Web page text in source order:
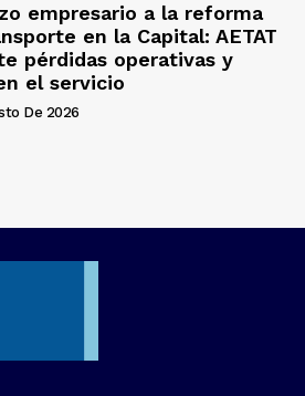
empresario a la reforma
en la Capital: AETAT
pérdidas operativas y
el servicio
De 2026